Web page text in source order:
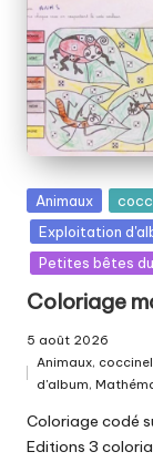
le
p
ai
ll
e
t
é
e
Posted
in
Animaux
Exploitation
Petites bêtes
Coloriage
5 août 2026
Posted
Animaux,
d'album,
Coloriage codé
Editions 3